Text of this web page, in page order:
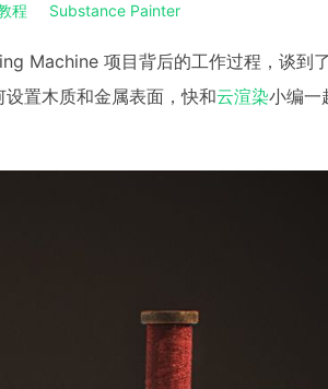
程 Substance Painter
Machine 项目背后的工作过程，谈到
置木质和金属表面，快和云渲染小编一